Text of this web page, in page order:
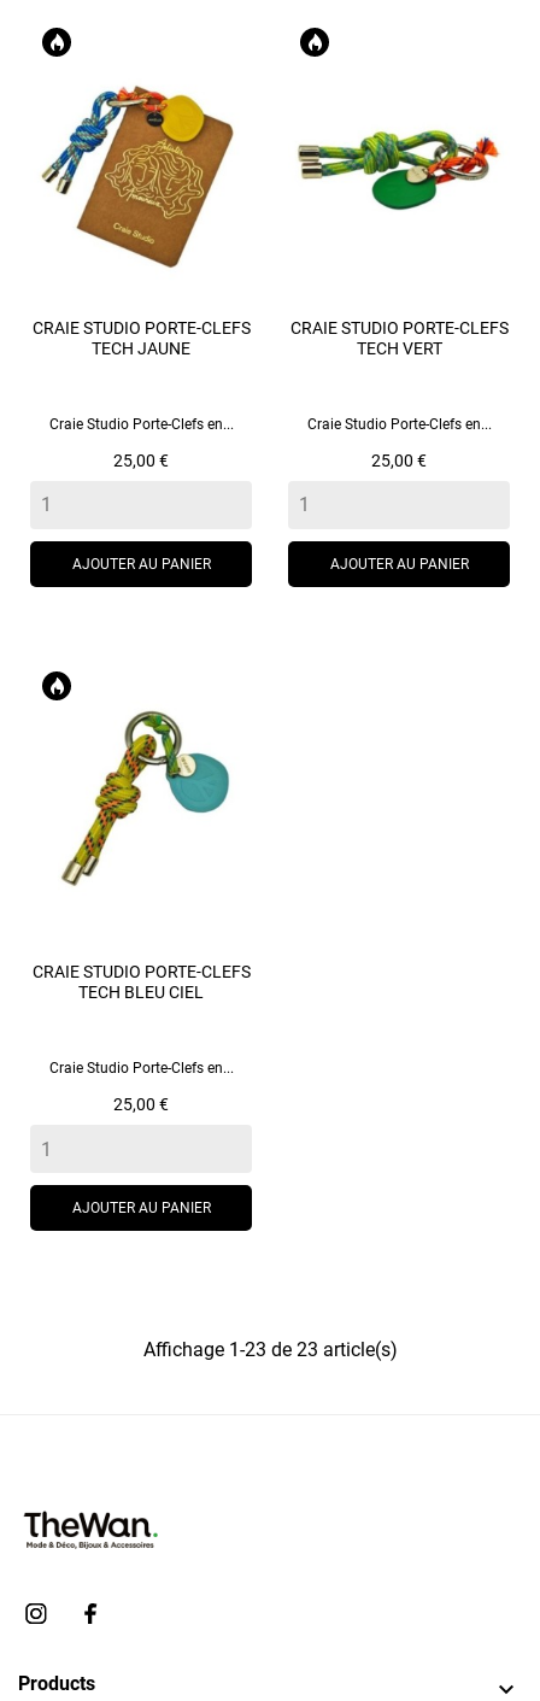
CRAIE STUDIO PORTE-CLEFS
TECH JAUNE
Craie Studio Porte-Clefs en...
Prix
25,00 €
AJOUTER AU PANIER
CRAIE STUDIO PORTE-CLEFS
TECH VERT
Craie Studio Porte-Clefs en...
Prix
25,00 €
AJOUTER AU PANIER
CRAIE STUDIO PORTE-CLEFS
TECH BLEU CIEL
Craie Studio Porte-Clefs en...
Prix
25,00 €
AJOUTER AU PANIER
Affichage 1-23 de 23 article(s)
Products 